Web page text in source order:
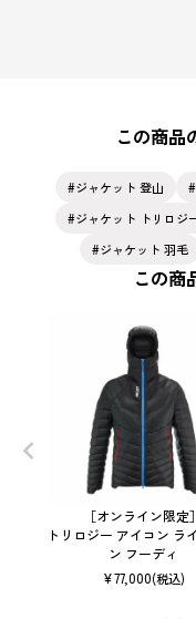
この商品
ジャケット 登山
ジャケット トリロジ
ジャケット 羽毛
この商
［オンライン限定］
トリロジー アイコン ラ
ン フーディ
¥77,000(税込)